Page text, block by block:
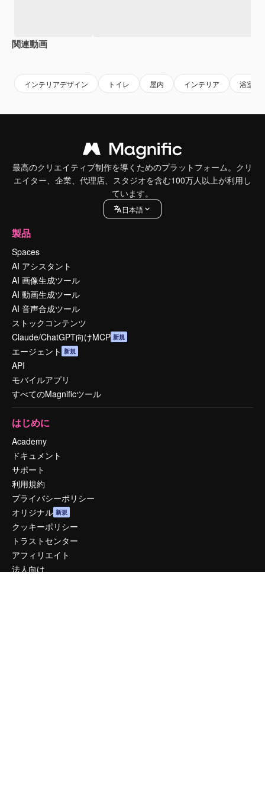
関連動画
インテリアデザイン トイレ 屋内 インテリア 浴室
最高のクリエイティブ制作を導くためのプラットフォーム。クリ
エイター、企業、代理店、スタジオを含む100万人以上が利用し
ています。
日本語
製品
Spaces
AI アシスタント
AI 画像生成ツール
AI 動画生成ツール
AI 音声合成ツール
ストックコンテンツ
Claude/ChatGPT向けMCP 新規
エージェント 新規
API
モバイルアプリ
すべてのMagnificツール
はじめに
Academy
ドキュメント
サポート
利用規約
プライバシーポリシー
オリジナル 新規
クッキーポリシー
トラストセンター
アフィリエイト
法人向け